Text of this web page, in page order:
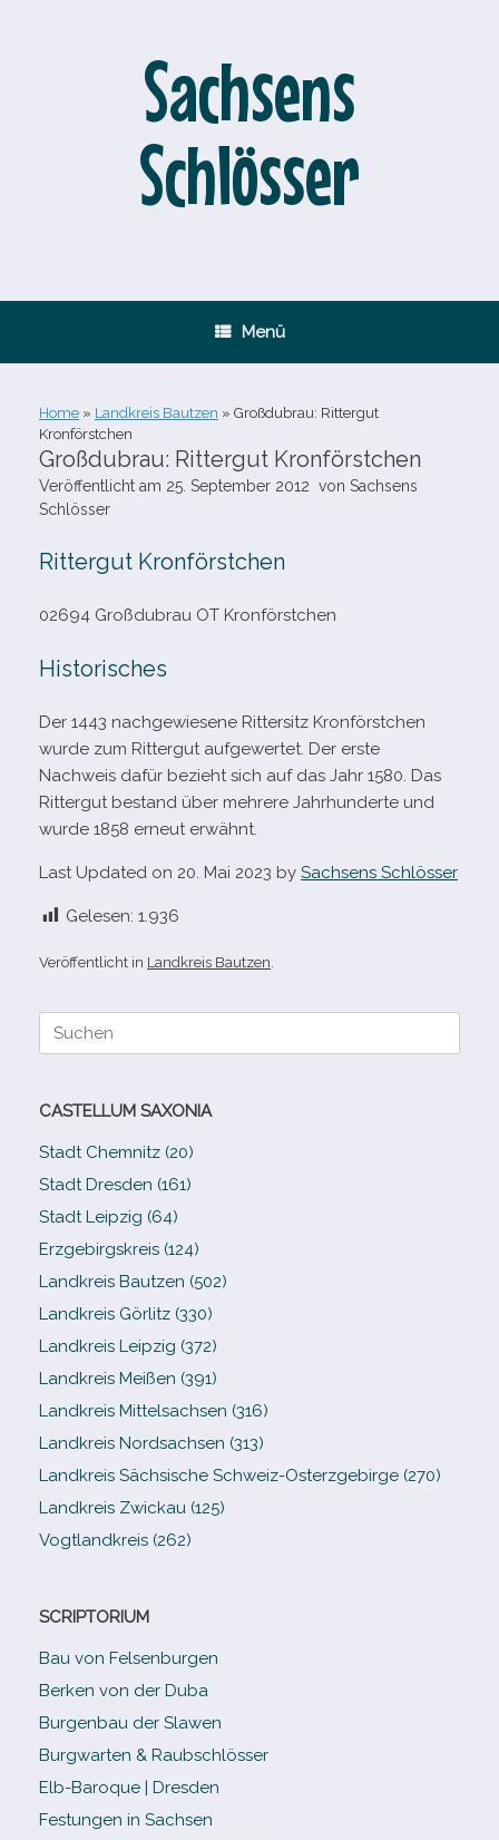
Sachsens
Schlösser
Menü
Home » Landkreis Bautzen » Großdubrau: Rittergut
Kronförstchen
Großdubrau: Rittergut Kronförstchen
Veröffentlicht am 25. September 2012 von Sachsens
Schlösser
Rittergut Kronförstchen
02694 Großdubrau OT Kronförstchen
Historisches
Der 1443 nach­ge­wie­sene Rittersitz Kronförstchen
wurde zum Rittergut auf­ge­wer­tet. Der erste
Nachweis dafür bezieht sich auf das Jahr 1580. Das
Rittergut bestand über meh­rere Jahrhunderte und
wurde 1858 erneut erwähnt.
Last Updated on 20. Mai 2023 by Sachsens Schlösser
Gelesen: 1.936
Veröffentlicht in Landkreis Bautzen
Suche
CASTELLUM SAXONIA
Stadt Chemnitz (20)
Stadt Dresden (161)
Stadt Leipzig (64)
Erzgebirgskreis (124)
Landkreis Bautzen (502)
Landkreis Görlitz (330)
Landkreis Leipzig (372)
Landkreis Meißen (391)
Landkreis Mittelsachsen (316)
Landkreis Nordsachsen (313)
Landkreis Sächsische Schweiz-​Osterzgebirge (270)
Landkreis Zwickau (125)
Vogtlandkreis (262)
SCRIPTORIUM
Bau von Felsenburgen
Berken von der Duba
Burgenbau der Slawen
Burgwarten & Raubschlösser
Elb-​Baroque | Dresden
Festungen in Sachsen